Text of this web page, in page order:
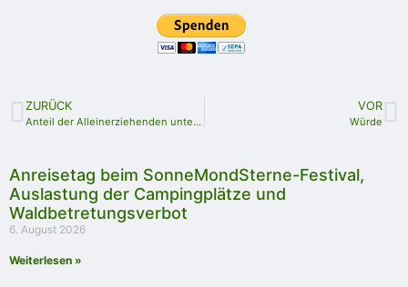
ZURÜCK
Anteil der Alleinerziehenden unter den Thüringer Familien2023 geringer als vor 10 Jahren
VOR
Würde
Anreisetag beim SonneMondSterne-Festival,
Auslastung der Campingplätze und
Waldbetretungsverbot
6. August 2026
Weiterlesen »